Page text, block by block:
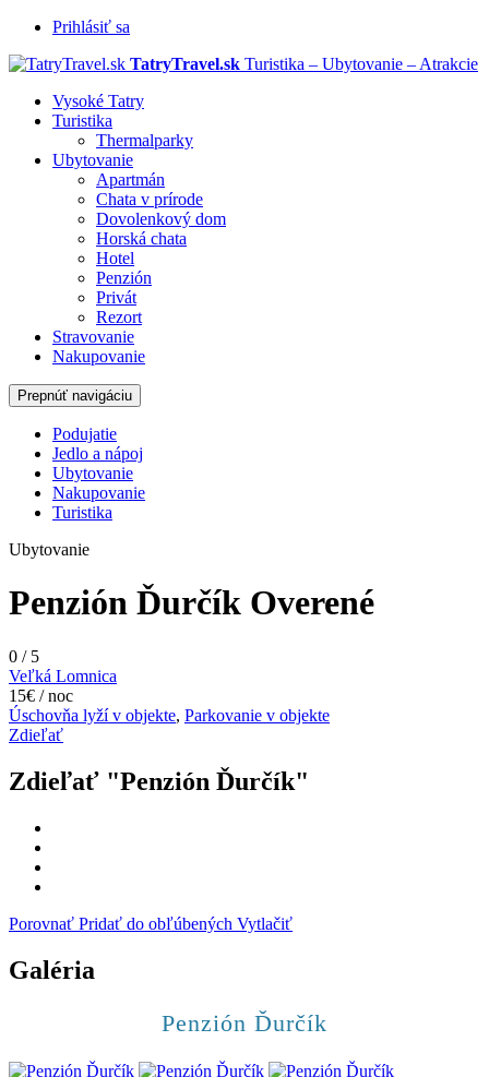
Prihlásiť sa
TatryTravel.sk Turistika – Ubytovanie – Atrakcie
Vysoké Tatry
Turistika
Thermalparky
Ubytovanie
Apartmán
Chata v prírode
Dovolenkový dom
Horská chata
Hotel
Penzión
Privát
Rezort
Stravovanie
Nakupovanie
Prepnúť navigáciu
Podujatie
Jedlo a nápoj
Ubytovanie
Nakupovanie
Turistika
Ubytovanie
Penzión Ďurčík Overené
0 /5
Veľká Lomnica
15€ / noc
Úschovňa lyží v objekte, Parkovanie v objekte
Zdieľať
Zdieľať "Penzión Ďurčík"
Porovnať Pridať do obľúbených Vytlačiť
Galéria
Penzión Ďurčík